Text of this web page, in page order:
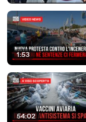
1:53
54:02